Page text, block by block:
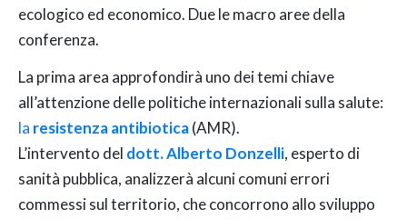
ecologico ed economico. Due le macro aree della
conferenza.
La prima area approfondirà uno dei temi chiave
all’attenzione delle politiche internazionali sulla salute:
la resistenza antibiotica(AMR).
L’intervento del dott. Alberto Donzelli, esperto di
sanità pubblica, analizzerà alcuni comuni errori
commessi sul territorio, che concorrono allo sviluppo